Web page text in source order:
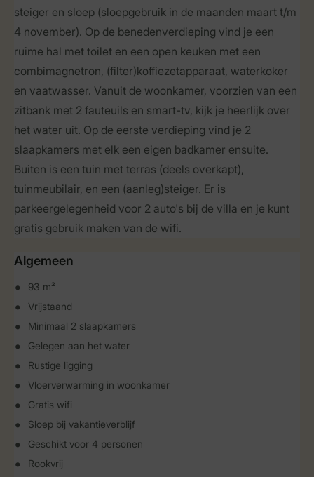
steiger en sloep (sloepgebruik in de maanden maart t/m
4 november). Op de benedenverdieping vind je een
ruime hal met toilet en een open keuken met een
combimagnetron, (filter)koffiezetapparaat, waterkoker
en vaatwasser. Vanuit de woonkamer, voorzien van een
zitbank met 2 fauteuils en smart-tv, kijk je heerlijk over
het water uit. Op de eerste verdieping vind je 2
slaapkamers met elk een eigen badkamer ensuite.
Buiten is een tuin met terras (deels overkapt),
tuinmeubilair, en een (aanleg)steiger. Er is
parkeergelegenheid voor 2 auto's bij de villa en je kunt
gratis gebruik maken van de wifi.
Algemeen
93 m²
Vrijstaand
Minimaal 2 slaapkamers
Gelegen aan het water
Rustige ligging
Vloerverwarming in woonkamer
Gratis wifi
Sloep bij vakantieverblijf
Geschikt voor 4 personen
Rookvrij